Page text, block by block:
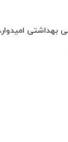
بهداشتی